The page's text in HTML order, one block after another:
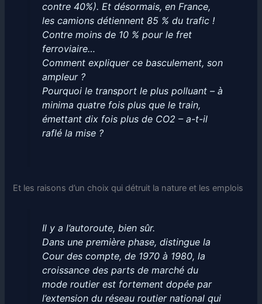
contre 40%). Et désormais, en France,
les camions détiennent 85 % du trafic !
Contre moins de 10 % pour le fret
ferroviaire…
Comment expliquer ce basculement, son
ampleur ?
Pourquoi le transport le plus polluant – à
minima quatre fois plus que le train,
émettant dix fois plus de CO2 – a-t-il
raflé la mise ?
Et les raisons d’un choix qui détruit la nature et les emplois
Il y a l’autoroute, bien sûr.
Dans une première phase, distingue la
Cour des compte, de 1970 à 1980, la
croissance des parts de marché du
mode routier est fortement dopée par
l’extension du réseau routier national qui